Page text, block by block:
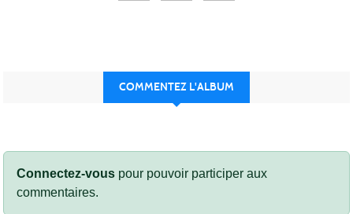
COMMENTEZ L'ALBUM
Connectez-vous pour pouvoir participer aux
commentaires.